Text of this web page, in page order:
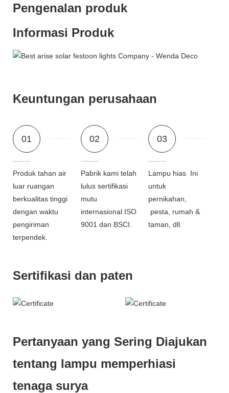
Pengenalan produk
Informasi Produk
Keuntungan perusahaan
01
Produk tahan air
luar ruangan
berkualitas tinggi
dengan waktu
pengiriman
terpendek.
02
Pabrik kami telah
lulus sertifikasi
mutu
internasional ISO
9001 dan BSCI.
03
Lampu hias Ini
untuk
pernikahan,
pesta, rumah &
taman, dll.
Sertifikasi dan paten
Pertanyaan yang Sering Diajukan
tentang lampu memperhiasi
tenaga surya